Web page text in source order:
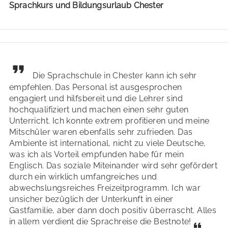
Sprachkurs und Bildungsurlaub Chester
Die Sprachschule in Chester kann ich sehr
empfehlen. Das Personal ist ausgesprochen
engagiert und hilfsbereit und die Lehrer sind
hochqualifiziert und machen einen sehr guten
Unterricht. Ich konnte extrem profitieren und meine
Mitschüler waren ebenfalls sehr zufrieden. Das
Ambiente ist international, nicht zu viele Deutsche,
was ich als Vorteil empfunden habe für mein
Englisch. Das soziale Miteinander wird sehr gefördert
durch ein wirklich umfangreiches und
abwechslungsreiches Freizeitprogramm. Ich war
unsicher bezüglich der Unterkunft in einer
Gastfamilie, aber dann doch positiv überrascht. Alles
in allem verdient die Sprachreise die Bestnote!